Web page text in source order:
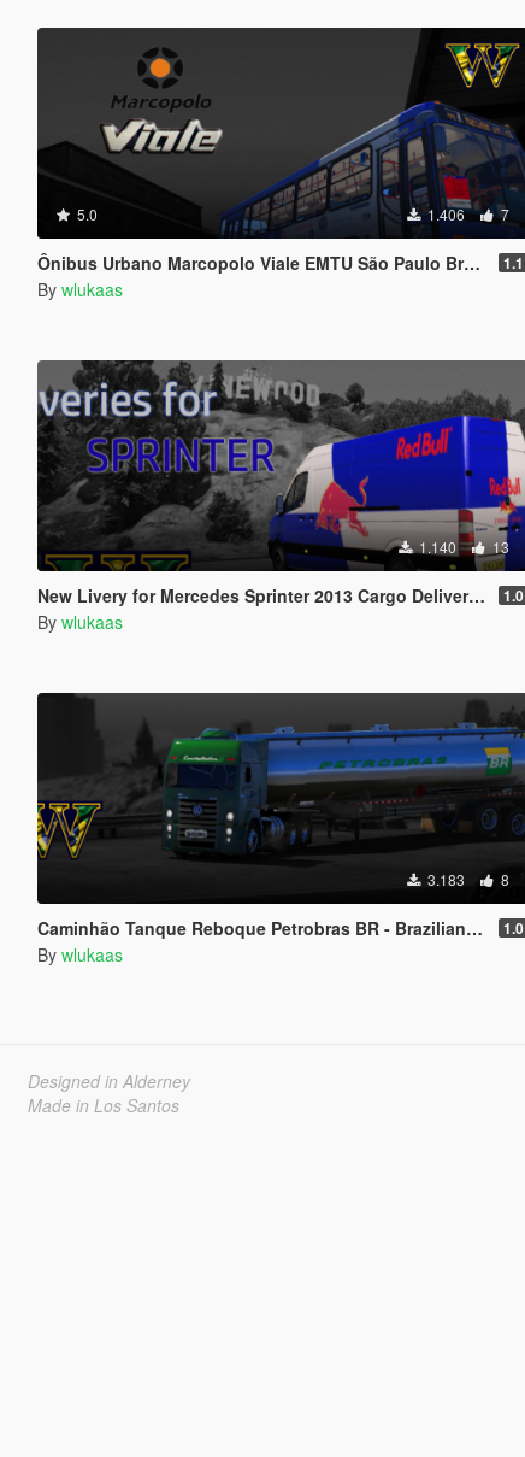
5.0 1.406 7
Ônibus Urbano Marcopolo Viale EMTU São Paulo Brasil 1.1
By wlukaas
1.140 13
New Livery for Mercedes Sprinter 2013 Cargo Delivery (Red Bull, Momo Tyres, Avantgarde, Corona, TNT, Eisenbahn) 1.0
By wlukaas
3.183 8
Caminhão Tanque Reboque Petrobras BR - Brazilian Trailer Tanker 1.0
By wlukaas
Designed in Alderney
Made in Los Santos